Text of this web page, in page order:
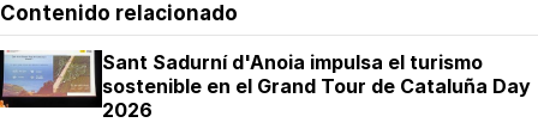
Contenido relacionado
Sant Sadurní d'Anoia impulsa el turismo
sostenible en el Grand Tour de Cataluña Day
2026